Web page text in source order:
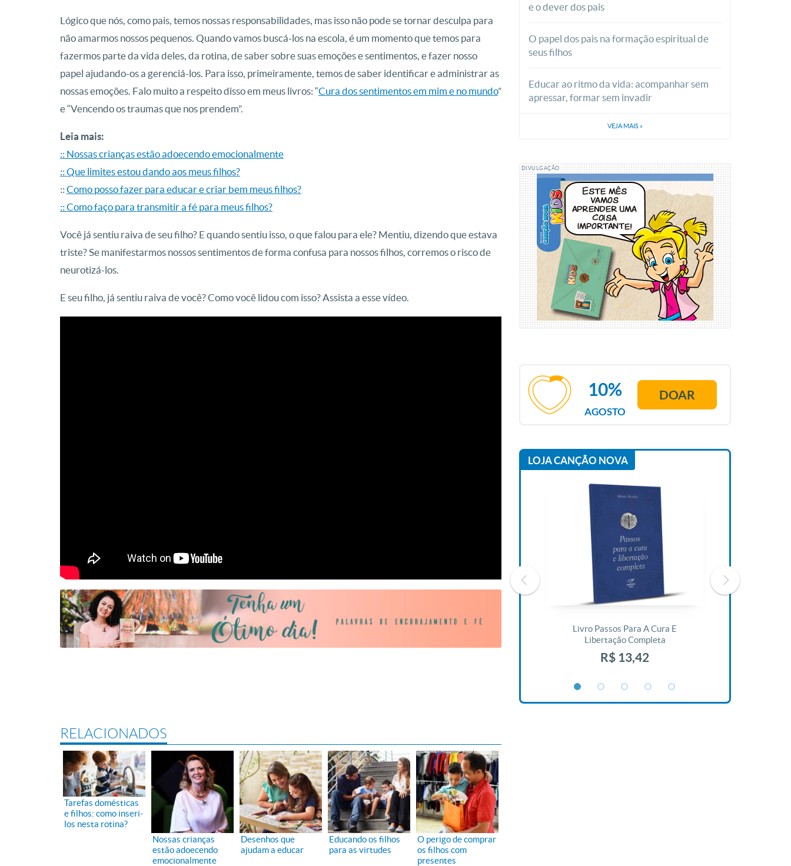
Lógico que nós, como pais, temos nossas responsabilidades, mas isso não pode se tornar desculpa para
não amarmos nossos pequenos. Quando vamos buscá-los na escola, é um momento que temos para
fazermos parte da vida deles, da rotina, de saber sobre suas emoções e sentimentos, e fazer nosso
papel ajudando-os a gerenciá-los. Para isso, primeiramente, temos de saber identificar e administrar as
nossas emoções. Falo muito a respeito disso em meus livros: “Cura dos sentimentos em mim e no mundo”
e “Vencendo os traumas que nos prendem”.
Leia mais:
:: Nossas crianças estão adoecendo emocionalmente
:: Que limites estou dando aos meus filhos?
:: Como posso fazer para educar e criar bem meus filhos?
:: Como faço para transmitir a fé para meus filhos?
Você já sentiu raiva de seu filho? E quando sentiu isso, o que falou para ele? Mentiu, dizendo que estava
triste? Se manifestarmos nossos sentimentos de forma confusa para nossos filhos, corremos o risco de
neurotizá-los.
E seu filho, já sentiu raiva de você? Como você lidou com isso? Assista a esse vídeo.
RELACIONADOS
Tarefas domésticas
e filhos: como inseri-
los nesta rotina?
Nossas crianças
estão adoecendo
emocionalmente
Desenhos que
ajudam a educar
Educando os filhos
para as virtudes
O perigo de comprar
os filhos com
presentes
e o dever dos pais
O papel dos pais na formação espiritual de
seus filhos
Educar ao ritmo da vida: acompanhar sem
apressar, formar sem invadir
VEJA MAIS »
DIVULGAÇÃO
AGOSTO
10% DOAR
LOJA CANÇÃO NOVA
Livro Passos Para A Cura E
Libertação Completa
R$ 13,42